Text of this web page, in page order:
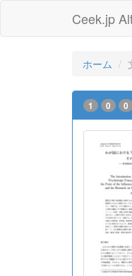
Ceek.jp
ホーム
1 0 0